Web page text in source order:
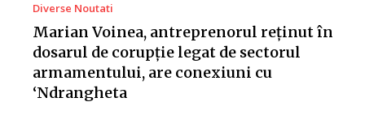
Diverse Noutati
Marian Voinea, antreprenorul reținut în
dosarul de corupție legat de sectorul
armamentului, are conexiuni cu
‘Ndrangheta